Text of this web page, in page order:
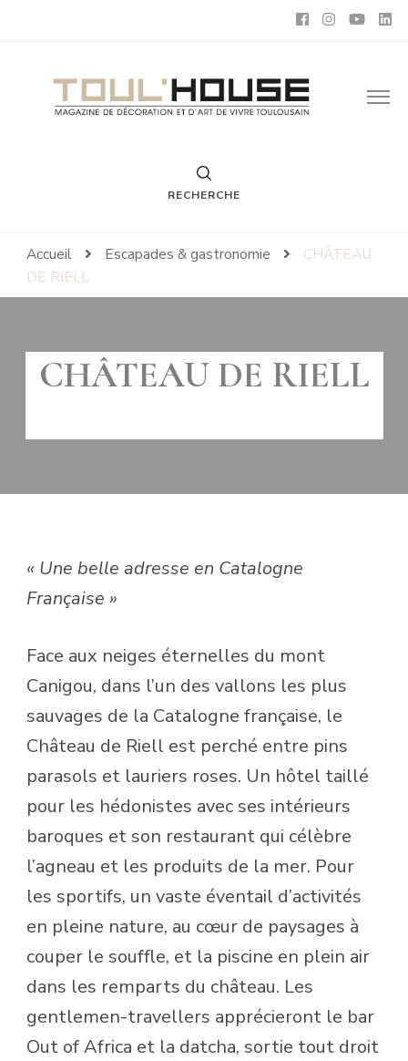
Toul'House
Magazine de Décoration et d'Art de Vivre.
RECHERCHE
Accueil Escapades & gastronomie
CHÂTEAU
DE RIELL
CHÂTEAU DE RIELL
« Une belle adresse en Catalogne
Française »
Face aux neiges éternelles du mont
Canigou, dans l’un des vallons les plus
sauvages de la Catalogne française, le
Château de Riell est perché entre pins
parasols et lauriers roses. Un hôtel taillé
pour les hédonistes avec ses intérieurs
baroques et son restaurant qui célèbre
l’agneau et les produits de la mer. Pour
les sportifs, un vaste éventail d’activités
en pleine nature, au cœur de paysages à
couper le souffle, et la piscine en plein air
dans les remparts du château. Les
gentlemen-travellers apprécieront le bar
Out of Africa et la datcha, sortie tout droit